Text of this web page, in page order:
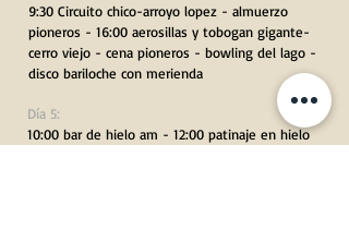
9:30 Circuito chico-arroyo lopez - almuerzo
pioneros - 16:00 aerosillas y tobogan gigante-
cerro viejo - cena pioneros - bowling del lago -
disco bariloche con merienda
Día 5:
10:00 bar de hielo am - 12:00 patinaje en hielo